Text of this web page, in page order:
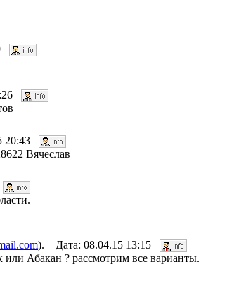
20:43
Вячеслав
). Дата: 08.04.15 13:15
Абакан ? рассмотрим все варианты.